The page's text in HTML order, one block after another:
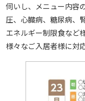
伺いし、メニュー内容
圧、心臓病、糖尿病、
エネルギー制限食など
様々なご入居者様に対